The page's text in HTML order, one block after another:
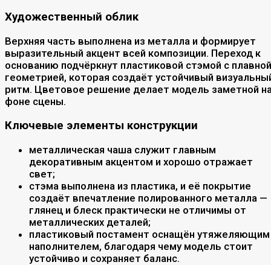
Художественный облик
Верхняя часть выполнена из металла и формирует
выразительный акцент всей композиции. Переход к
основанию подчёркнут пластиковой стэмой с плавной
геометрией, которая создаёт устойчивый
ритм. Цветовое решение делает модель заметной
фоне сцены.
Ключевые элементы конструкции
металлическая чаша служит главным
декоративным акцентом и хорошо отражает
свет;
стэма выполнена из пластика, и её покрытие
создаёт впечатление полированного металла —
глянец и блеск практически не отличимы от
металлических деталей;
пластиковый постамент оснащён утяжеляющим
наполнителем, благодаря чему модель стоит
устойчиво и сохраняет баланс.